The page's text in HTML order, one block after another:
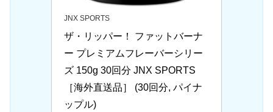
JNX SPORTS
ザ・リッパー！ ファットバーナ
ー プレミアムフレーバーシリー
ズ 150g 30回分 JNX SPORTS
［海外直送品］ (30回分, パイナ
ップル)